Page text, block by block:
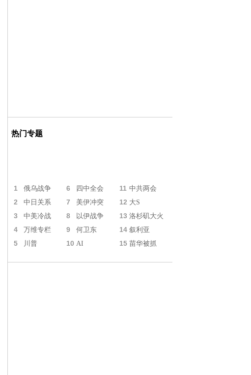
热门专题
1 俄乌战争 6 四中全会 11 中共两会
2 中日关系 7 美伊冲突 12 大S
3 中美冷战 8 以伊战争 13 洛杉矶大火
4 万维专栏 9 何卫东 14 叙利亚
5 川普 10 AI 15 苗华被抓